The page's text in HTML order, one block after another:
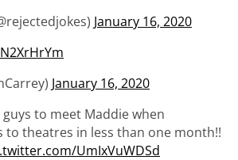
January 16, 2020
January 16, 2020
guys to meet Maddie when
to theatres in less than one month!!
UmIxVuWDSd